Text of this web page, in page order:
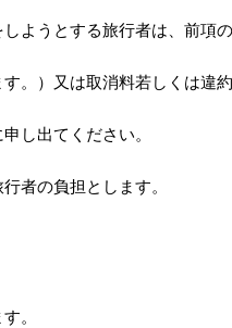
ようとする旅行者は、前項
。）又は取消料若しくは違
し出てください。
者の負担とします。
。